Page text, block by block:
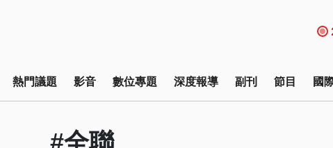
熱門議題 影音 數位專題 深度報導 副刊 節目 國
#全聯